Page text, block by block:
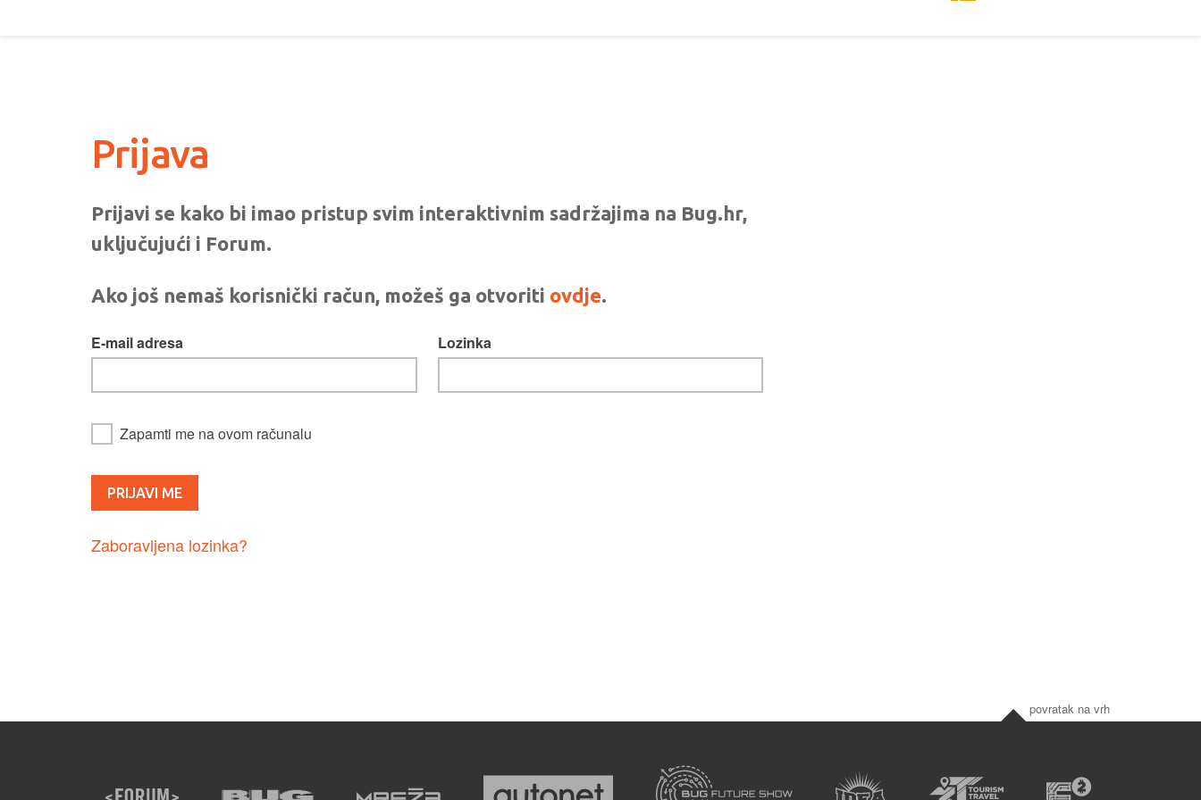
Prijava
Prijavi se kako bi imao pristup svim interaktivnim sadržajima na Bug.hr,
uključujući i Forum.
Ako još nemaš korisnički račun, možeš ga otvoriti ovdje.
E-mail adresa Lozinka
Zapamti me na ovom računalu
Zaboravljena lozinka?
povratak na vrh